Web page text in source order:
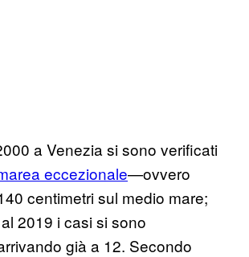
a Venezia si sono verificati
eccezionale—ovvero
centimetri sul medio mare;
2019 i casi si sono
già a 12. Secondo